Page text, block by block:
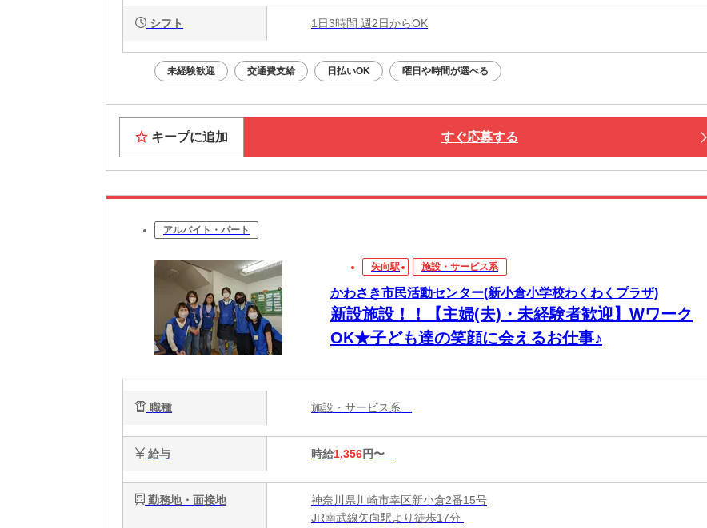
シフト 1日3時間 週2日からOK
未経験歓迎 交通費支給 日払いOK 曜日や時間が選べる
キープに追加 すぐ応募する
アルバイト・パート
矢向駅 施設・サービス系
かわさき市民活動センター(新小倉小学校わくわくプラザ)
新設施設！！【主婦(夫)・未経験者歓迎】Wワーク
OK★子ども達の笑顔に会えるお仕事♪
職種 施設・サービス系
給与 時給1,356円〜
勤務地・面接地
神奈川県川崎市幸区新小倉2番15号
JR南武線矢向駅より徒歩17分